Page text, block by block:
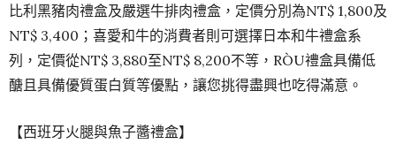
比利黑豬肉禮盒及嚴選牛排肉禮盒，定價分別為NT$ 1,800及
NT$ 3,400；喜愛和牛的消費者則可選擇日本和牛禮盒系
列，定價從NT$ 3,880至NT$ 8,200不等，RÒU禮盒具備低
醣且具備優質蛋白質等優點，讓您挑得盡興也吃得滿意。
【西班牙火腿與魚子醬禮盒】